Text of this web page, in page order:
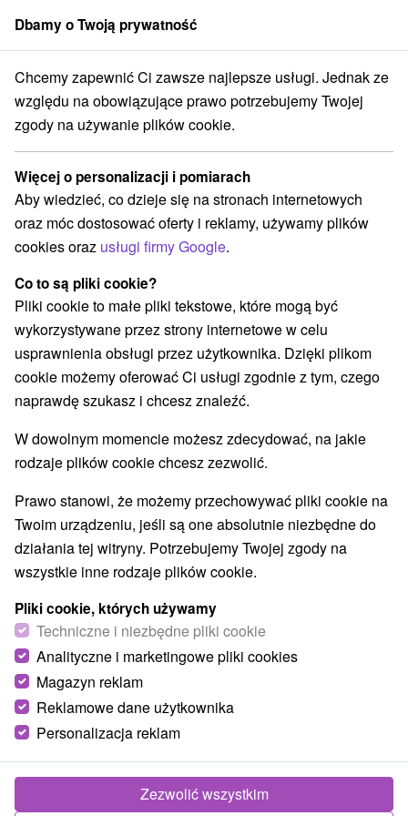
członek grupySorger
Blog Spoznajte slovenské tekuté poklady
SPOZNAJTE SLOVENSKÉ
TEKUTÉ POKLADY
Margaréta Koklesová 09. 05. 2024
Treść artykułu:
Nápoje našich predkov
Žinčica
Fermentované nápoje – kombucha, jun, kefír
Jun
Kefír
Medovina
Ovocné destiláty
Tatranský čaj, borovička a ďalší tvrdý alkohol
Pivo
Cider
Bylinkové čaje
Dbamy o Twoją prywatność
Chcemy zapewnić Ci zawsze najlepsze usługi. Jednak ze
względu na obowiązujące prawo potrzebujemy Twojej
zgody na używanie plików cookie.
Więcej o personalizacji i pomiarach
Aby wiedzieć, co dzieje się na stronach internetowych
oraz móc dostosować oferty i reklamy, używamy plików
cookies oraz usługi firmy Google.
Co to są pliki cookie?
Pliki cookie to małe pliki tekstowe, które mogą być
wykorzystywane przez strony internetowe w celu
usprawnienia obsługi przez użytkownika. Dzięki plikom
cookie możemy oferować Ci usługi zgodnie z tym, czego
naprawdę szukasz i chcesz znaleźć.
W dowolnym momencie możesz zdecydować, na jakie
rodzaje plików cookie chcesz zezwolić.
Prawo stanowi, że możemy przechowywać pliki cookie na
Twoim urządzeniu, jeśli są one absolutnie niezbędne do
działania tej witryny. Potrzebujemy Twojej zgody na
wszystkie inne rodzaje plików cookie.
Pliki cookie, których używamy
Techniczne i niezbędne pliki cookie
Analityczne i marketingowe pliki cookies
Magazyn reklam
Reklamowe dane użytkownika
Personalizacja reklam
Zezwolić wszystkim